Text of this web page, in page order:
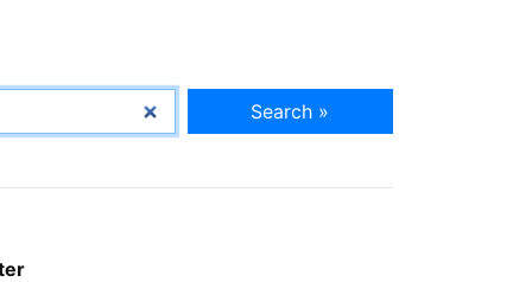
Search »